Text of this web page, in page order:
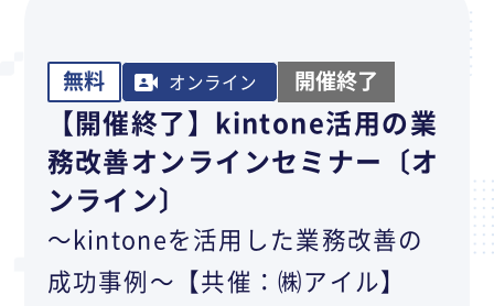
無料 オンライン 開催終了
【開催終了】kintone活用の業
務改善オンラインセミナー〔オ
ンライン〕
～kintoneを活用した業務改善の
成功事例～【共催：㈱アイル】